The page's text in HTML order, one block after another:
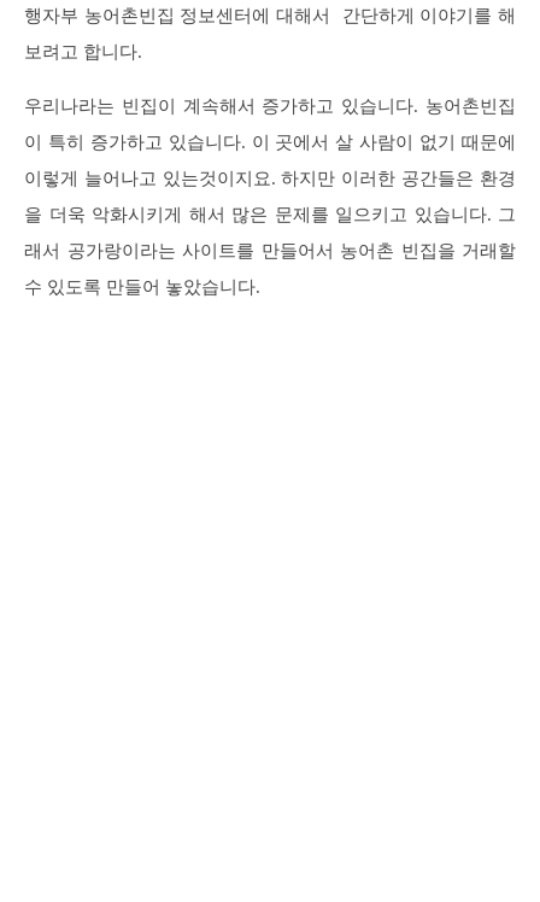
행자부 농어촌빈집 정보센터에 대해서 간단하게 이야기를 해
보려고 합니다.
우리나라는 빈집이 계속해서 증가하고 있습니다. 농어촌빈집
이 특히 증가하고 있습니다. 이 곳에서 살 사람이 없기 때문에
이렇게 늘어나고 있는것이지요. 하지만 이러한 공간들은 환경
을 더욱 악화시키게 해서 많은 문제를 일으키고 있습니다. 그
래서 공가랑이라는 사이트를 만들어서 농어촌 빈집을 거래할
수 있도록 만들어 놓았습니다.